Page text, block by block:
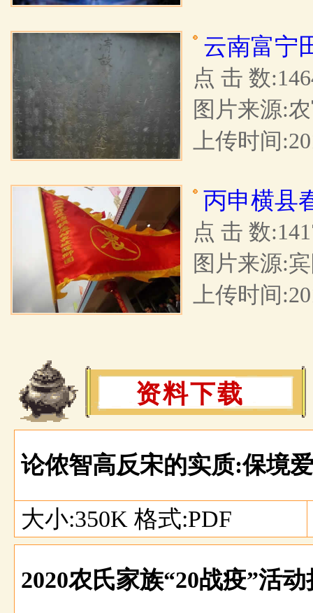
云南富宁
点 击 数
图片来源:
上传时间
丙申横县
点 击 数
图片来源:
上传时间
资料下载
论侬智高反宋的实质:保境
大小:350K 格式:PDF
2020农氏家族“20战疫”活